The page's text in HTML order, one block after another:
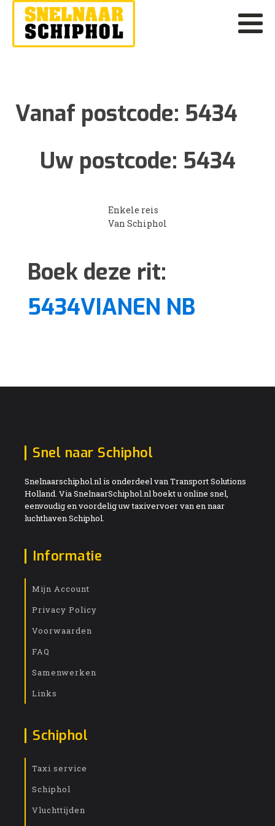
Vanaf postcode: 5434
Uw postcode: 5434
Enkele reis
Van Schiphol
Boek deze rit:
5434VIANEN NB
Snel naar Schiphol
Snelnaarschiphol.nl is onderdeel van Transport Solutions
Holland. Via SnelnaarSchiphol.nl boekt u online snel,
eenvoudig en voordelig uw taxivervoer van en naar
luchthaven Schiphol.
Informatie
Mijn Account
Privacy Policy
Voorwaarden
FAQ
Samenwerken
Links
Schiphol
Taxi service
Schiphol
Vluchttijden